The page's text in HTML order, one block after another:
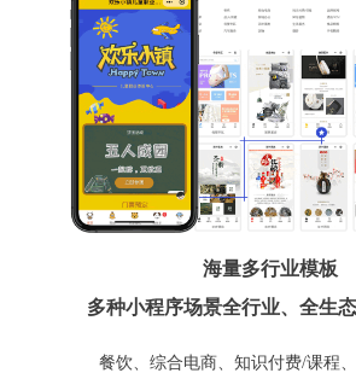
海量多行业模板
多种小程序场景全行业、全生
餐饮、综合电商、知识付费/课程